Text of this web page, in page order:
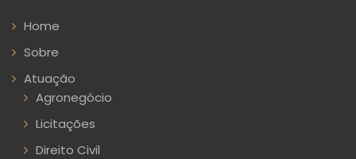
Home
Sobre
Atuação
Agronegócio
Licitações
Direito Civil